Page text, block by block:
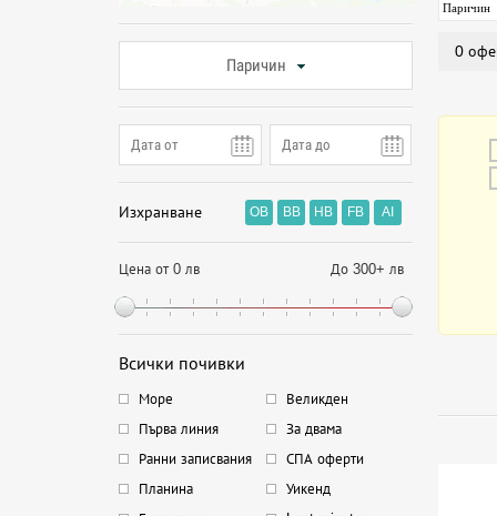
Паричин
Изхранване OB BB HB FB AI
Цена от 0 лв До 300+ лв
Всички почивки
Море
Великден
Първа линия
За двама
Ранни записвания
СПА оферти
Планина
Уикенд
Паричин
0